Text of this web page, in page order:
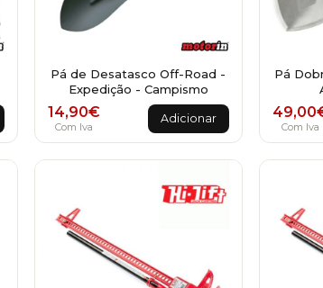
Pá de Desatasco Off-Road -
Expedição - Campismo
14,90€
Com Iva
Adicionar
Pá
49,00
Com Iva